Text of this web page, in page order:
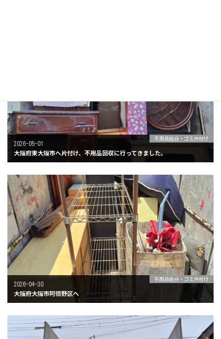
2026-05-01
不用品処分・ゴミ片付け
大阪府東大阪市へ片付け、不用品回収に行ってきました。
2026-04-30
不用品処分・ゴミ片付け
大阪府大阪市阿倍野区へ